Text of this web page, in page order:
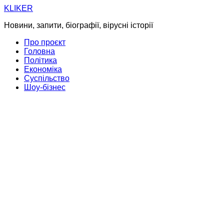
Skip
content
KLIKER
Новини, запити, біографії, вірусні історії
Про проєкт
Головна
Політика
Економіка
Суспільство
Шоу-бізнес